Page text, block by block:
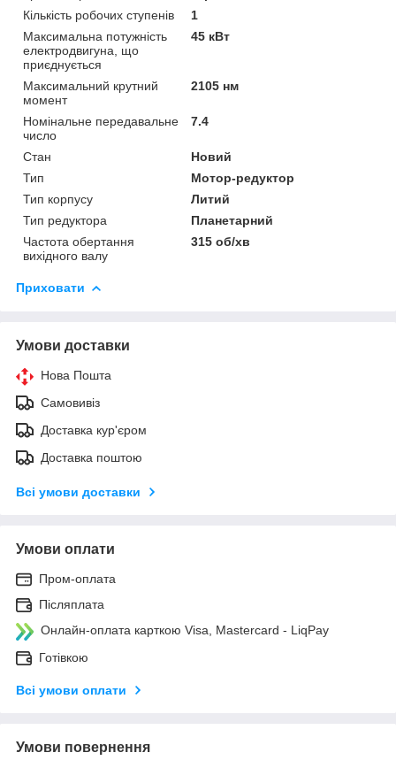
Кількість робочих ступенів
1
Максимальна потужність
електродвигуна, що
приєднується
45 кВт
Максимальний крутний
момент
2105 нм
Номінальне передавальне
число
7.4
Стан
Новий
Тип
Мотор-редуктор
Тип корпусу
Литий
Тип редуктора
Планетарний
Частота обертання
вихідного валу
315 об/хв
Приховати
Умови доставки
Нова Пошта
Самовивіз
Доставка кур'єром
Доставка поштою
Всі умови доставки
Умови оплати
Пром-оплата
Післяплата
Онлайн-оплата карткою Visa, Mastercard - LiqPay
Готівкою
Всі умови оплати
Умови повернення